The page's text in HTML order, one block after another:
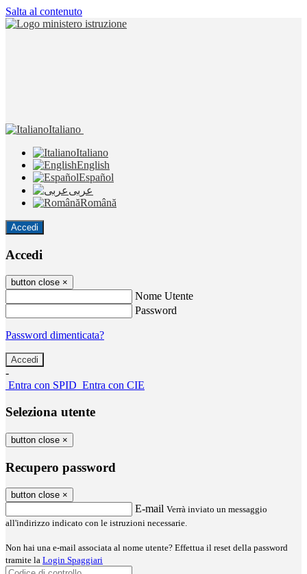
Salta al contenuto
Italiano
Italiano
English
Español
عربى
Română
Accedi
Accedi
button close ×
Nome Utente
Password
Password dimenticata?
-
Entra con SPID Entra con CIE
Seleziona utente
button close ×
Recupero password
button close ×
E-mail Verrà inviato un messaggio
all'indirizzo indicato con le istruzioni necessarie.
Non hai una e-mail associata al nome utente? Effettua il reset della password
tramite la Login Spaggiari